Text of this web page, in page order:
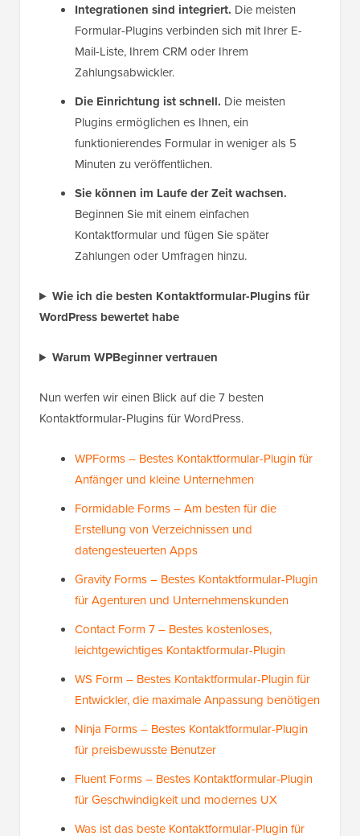
Integrationen sind integriert. Die meisten
Formular-Plugins verbinden sich mit Ihrer E-
Mail-Liste, Ihrem CRM oder Ihrem
Zahlungsabwickler.
Die Einrichtung ist schnell. Die meisten
Plugins ermöglichen es Ihnen, ein
funktionierendes Formular in weniger als 5
Minuten zu veröffentlichen.
Sie können im Laufe der Zeit wachsen.
Beginnen Sie mit einem einfachen
Kontaktformular und fügen Sie später
Zahlungen oder Umfragen hinzu.
Wie ich die besten Kontaktformular-Plugins für
WordPress bewertet habe
Warum WPBeginner vertrauen
Nun werfen wir einen Blick auf die 7 besten
Kontaktformular-Plugins für WordPress.
WPForms – Bestes Kontaktformular-Plugin für
Anfänger und kleine Unternehmen
Formidable Forms – Am besten für die
Erstellung von Verzeichnissen und
datengesteuerten Apps
Gravity Forms – Bestes Kontaktformular-Plugin
für Agenturen und Unternehmenskunden
Contact Form 7 – Bestes kostenloses,
leichtgewichtiges Kontaktformular-Plugin
WS Form – Bestes Kontaktformular-Plugin für
Entwickler, die maximale Anpassung benötigen
Ninja Forms – Bestes Kontaktformular-Plugin
für preisbewusste Benutzer
Fluent Forms – Bestes Kontaktformular-Plugin
für Geschwindigkeit und modernes UX
Was ist das beste Kontaktformular-Plugin für